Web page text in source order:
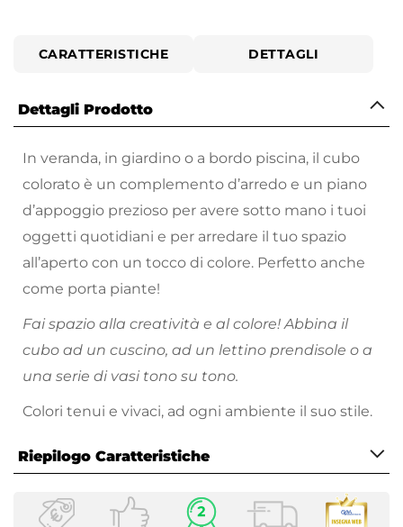
CARATTERISTICHE DETTAGLI
Dettagli Prodotto
In veranda, in giardino o a bordo piscina, il cubo
colorato è un complemento d’arredo e un piano
d’appoggio prezioso per avere sotto mano i tuoi
oggetti quotidiani e per arredare il tuo spazio
all’aperto con un tocco di colore. Perfetto anche
come porta piante!
Fai spazio alla creatività e al colore! Abbina il
cubo ad un cuscino, ad un lettino prendisole o a
una serie di vasi tono su tono.
Colori tenui e vivaci, ad ogni ambiente il suo stile.
Riepilogo Caratteristiche
Caratteristiche